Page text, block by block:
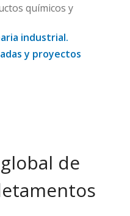
químicos y
industrial.
y proyectos
de